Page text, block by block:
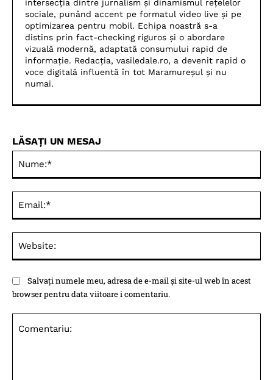
intersecția dintre jurnalism și dinamismul rețelelor
sociale, punând accent pe formatul video live și pe
optimizarea pentru mobil. Echipa noastră s-a
distins prin fact-checking riguros și o abordare
vizuală modernă, adaptată consumului rapid de
informație. Redacția, vasiledale.ro, a devenit rapid o
voce digitală influentă în tot Maramureșul și nu
numai.
LĂSAȚI UN MESAJ
Salvați numele meu, adresa de e-mail și site-ul web în acest
browser pentru data viitoare i comentariu.